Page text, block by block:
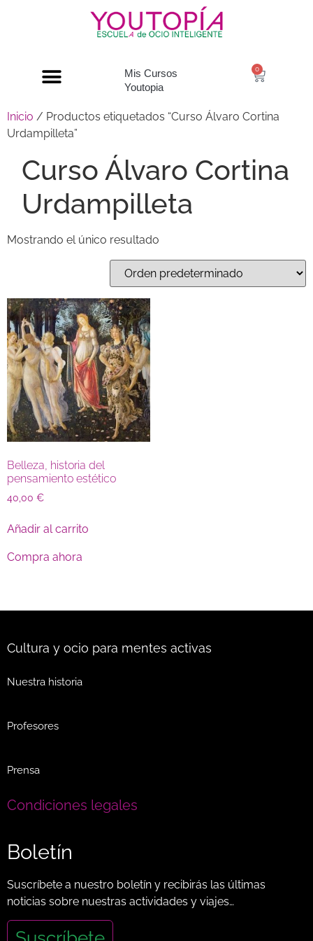
Mis Cursos
Youtopia
0
Inicio / Productos etiquetados “Curso Álvaro Cortina
Urdampilleta”
Curso Álvaro Cortina
Urdampilleta
Mostrando el único resultado
Belleza, historia del
pensamiento estético
40,00 €
Añadir al carrito
Compra ahora
Cultura y ocio para mentes activas
Nuestra historia
Profesores
Prensa
Condiciones legales
Boletín
Suscríbete a nuestro boletín y recibirás las últimas
noticias sobre nuestras actividades y viajes…